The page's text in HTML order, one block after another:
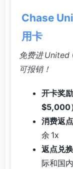
Chase
用卡
免费进 United
可报销！
开卡奖
$5,000
消费返点
余 1x
返点兑换
际和国